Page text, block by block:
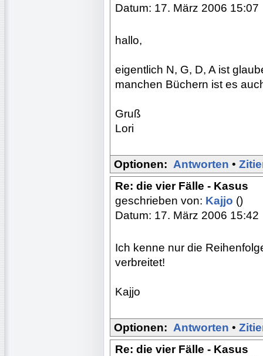
Datum: 17. März 2006 15:07
hallo,
eigentlich N, G, D, A ist
manchen Büchern ist es
Gruß
Lori
Optionen: Antworten •
Re: die vier Fälle - Kasus
geschrieben von: Kajjo ()
Datum: 17. März 2006 15:42
Ich kenne nur die
verbreitet!
Kajjo
Optionen: Antworten •
Re: die vier Fälle - Kasus